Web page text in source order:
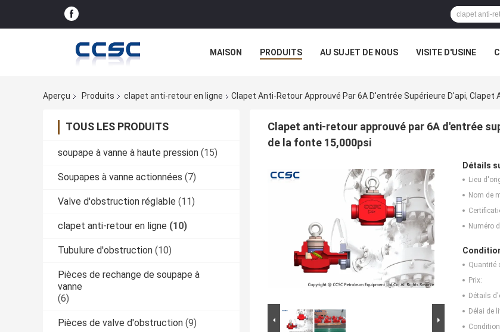
MAISON PRODUITS AU SUJET DE NOUS VISITE D'USINE
Aperçu Produits clapet anti-retour en ligne Clapet Anti-Retour Approuvé Par 6A D'entrée Supérieure D'api,
TOUS LES PRODUITS
soupape à vanne à haute pression (15)
Soupapes à vanne actionnées (7)
Valve d'obstruction réglable (11)
clapet anti-retour en ligne (10)
Tubulure d'obstruction (10)
Pièces de rechange de soupape à
vanne
(6)
Pièces de valve d'obstruction (9)
Clapet anti-retour approuvé par 6A d'entrée
de la fonte 15,000psi
Détails
Lieu
Nom de
Numéro
Quantité
Prix:
Détails
Délai de